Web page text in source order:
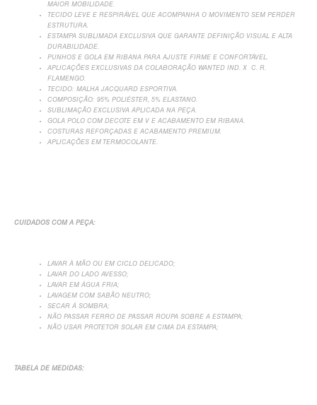
MAIOR MOBILIDADE.
TECIDO LEVE E RESPIRÁVEL QUE ACOMPANHA O MOVIMENTO SEM PERDER
ESTRUTURA.
ESTAMPA SUBLIMADA EXCLUSIVA QUE GARANTE DEFINIÇÃO VISUAL E ALTA
DURABILIDADE.
PUNHOS E GOLA EM RIBANA PARA AJUSTE FIRME E CONFORTÁVEL.
APLICAÇÕES EXCLUSIVAS DA COLABORAÇÃO WANTED IND. X C. R.
FLAMENGO.
TECIDO: MALHA JACQUARD ESPORTIVA.
COMPOSIÇÃO: 95% POLIÉSTER, 5% ELASTANO.
SUBLIMAÇÃO EXCLUSIVA APLICADA NA PEÇA.
GOLA POLO COM DECOTE EM V E ACABAMENTO EM RIBANA.
COSTURAS REFORÇADAS E ACABAMENTO PREMIUM.
APLICAÇÕES EM TERMOCOLANTE.
CUIDADOS COM A PEÇA:
LAVAR À MÃO OU EM CICLO DELICADO;
LAVAR DO LADO AVESSO;
LAVAR EM ÁGUA FRIA;
LAVAGEM COM SABÃO NEUTRO;
SECAR Á SOMBRA;
NÃO PASSAR FERRO DE PASSAR ROUPA SOBRE A ESTAMPA;
NÃO USAR PROTETOR SOLAR EM CIMA DA ESTAMPA;
TABELA DE MEDIDAS: